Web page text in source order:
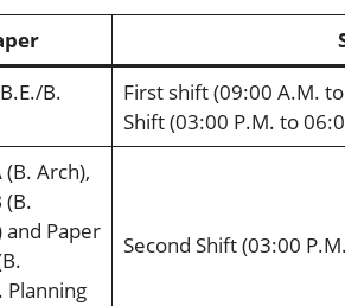
B.
First shift (09:00 A.M.
Shift (03:00 P.M. to
(B. Arch),
(B.
and Paper
Planning
Second Shift (03:00